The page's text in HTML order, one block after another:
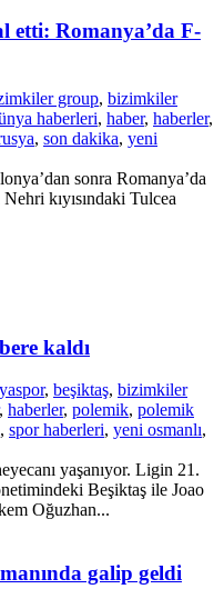
etti: Romanya’da F-
group, bizimkiler
haberleri, haber, haberler,
, son dakika, yeni
sonra Romanya’da
kıyısındaki Tulcea
kaldı
, beşiktaş, bizimkiler
, haberler, polemik, polemik
, spor haberleri, yeni osmanlı,
yaşanıyor. Ligin 21.
Beşiktaş ile Joao
Oğuzhan...
galip geldi